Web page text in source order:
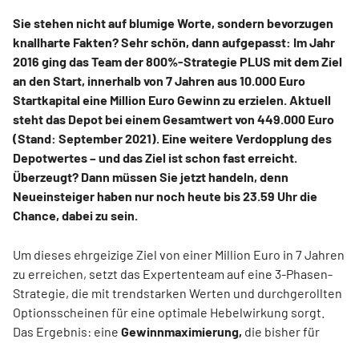
Sie stehen nicht auf blumige Worte, sondern bevorzugen
knallharte Fakten? Sehr schön, dann aufgepasst: Im Jahr
2016 ging das Team der 800%-Strategie PLUS mit dem Ziel
an den Start, innerhalb von 7 Jahren aus 10.000 Euro
Startkapital eine Million Euro Gewinn zu erzielen. Aktuell
steht das Depot bei einem Gesamtwert von 449.000 Euro
(Stand: September 2021). Eine weitere Verdopplung des
Depotwertes – und das Ziel ist schon fast erreicht.
Überzeugt? Dann müssen Sie jetzt handeln, denn
Neueinsteiger haben nur noch heute bis 23.59 Uhr die
Chance, dabei zu sein.
Um dieses ehrgeizige Ziel von einer Million Euro in 7 Jahren
zu erreichen, setzt das Expertenteam auf eine 3-Phasen-
Strategie, die mit trendstarken Werten und durchgerollten
Optionsscheinen für eine optimale Hebelwirkung sorgt.
Das Ergebnis: eine Gewinnmaximierung, die bisher für